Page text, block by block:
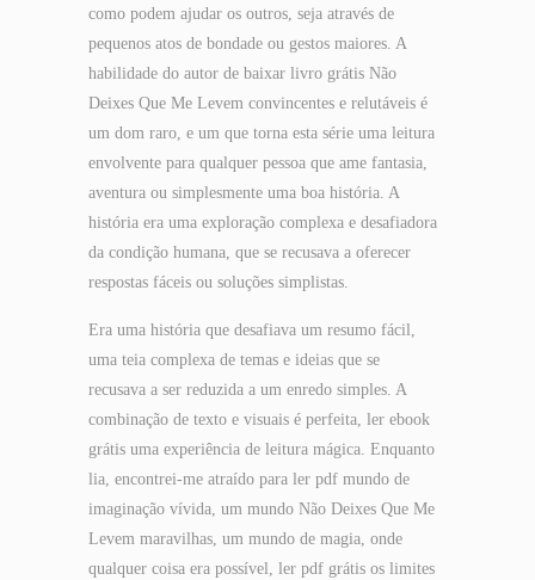
como podem ajudar os outros, seja através de
pequenos atos de bondade ou gestos maiores. A
habilidade do autor de baixar livro grátis Não
Deixes Que Me Levem convincentes e relutáveis é
um dom raro, e um que torna esta série uma leitura
envolvente para qualquer pessoa que ame fantasia,
aventura ou simplesmente uma boa história. A
história era uma exploração complexa e desafiadora
da condição humana, que se recusava a oferecer
respostas fáceis ou soluções simplistas.
Era uma história que desafiava um resumo fácil,
uma teia complexa de temas e ideias que se
recusava a ser reduzida a um enredo simples. A
combinação de texto e visuais é perfeita, ler ebook
grátis uma experiência de leitura mágica. Enquanto
lia, encontrei-me atraído para ler pdf mundo de
imaginação vívida, um mundo Não Deixes Que Me
Levem maravilhas, um mundo de magia, onde
qualquer coisa era possível, ler pdf grátis os limites